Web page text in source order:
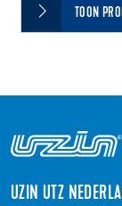
TOON
UZIN UTZ